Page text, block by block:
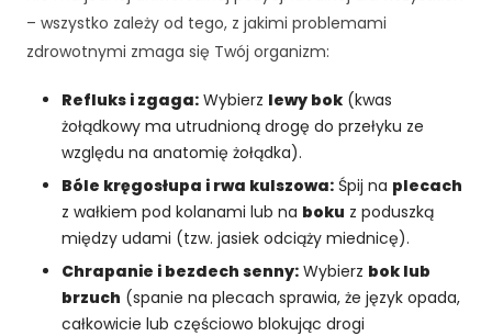
– wszystko zależy od tego, z jakimi problemami
zdrowotnymi zmaga się Twój organizm:
Refluks i zgaga: Wybierz lewy bok (kwas
żołądkowy ma utrudnioną drogę do przełyku ze
względu na anatomię żołądka).
Bóle kręgosłupa i rwa kulszowa: Śpij na plecach
z wałkiem pod kolanami lub na boku z poduszką
między udami (tzw. jasiek odciąży miednicę).
Chrapanie i bezdech senny: Wybierz bok lub
brzuch (spanie na plecach sprawia, że język opada,
całkowicie lub częściowo blokując drogi
in
t